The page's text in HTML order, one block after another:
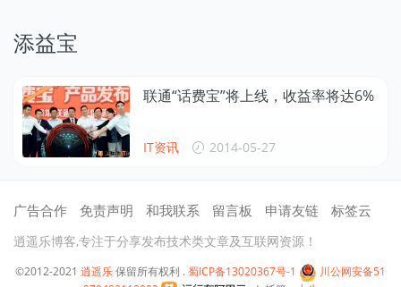
添益宝
联通“话费宝”将上线，收益率将达6%
IT资讯 2014-05-27
广告合作 免责声明 和我联系 留言板 申请友链 标签云
逍遥乐博客,专注于分享发布技术类文章及互联网资源！
©2012-2021 逍遥乐保留所有权利 . 蜀ICP备13020367号-1
川公网安备51